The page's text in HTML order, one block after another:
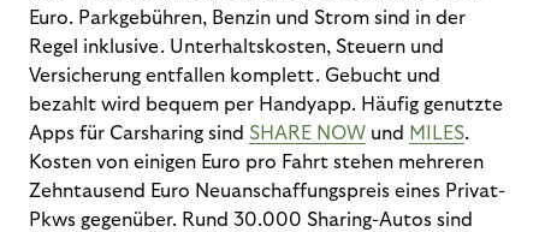
Euro. Parkgebühren, Benzin und Strom sind in der
Regel inklusive. Unterhaltskosten, Steuern und
Versicherung entfallen komplett. Gebucht und
bezahlt wird bequem per Handyapp. Häufig genutzte
Apps für Carsharing sind SHARE NOW und MILES.
Kosten von einigen Euro pro Fahrt stehen mehreren
Zehntausend Euro Neuanschaffungspreis eines Privat-
Pkws gegenüber. Rund 30.000 Sharing-Autos sind